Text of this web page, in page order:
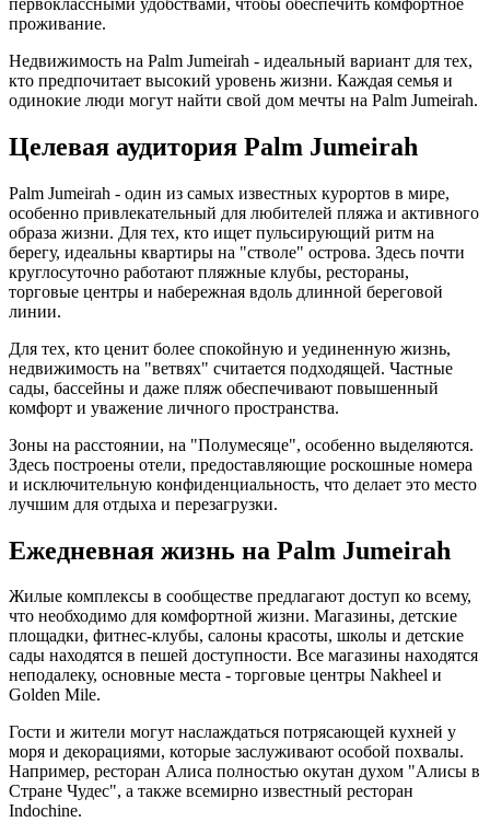
проживание.
Недвижимость на Palm Jumeirah - идеальный вариант для тех,
кто предпочитает высокий уровень жизни. Каждая семья и
одинокие люди могут найти свой дом мечты на Palm Jumeirah.
Целевая аудитория Palm Jumeirah
Palm Jumeirah - один из самых известных курортов в мире,
особенно привлекательный для любителей пляжа и активного
образа жизни. Для тех, кто ищет пульсирующий ритм на
берегу, идеальны квартиры на "стволе" острова. Здесь почти
круглосуточно работают пляжные клубы, рестораны,
торговые центры и набережная вдоль длинной береговой
линии.
Для тех, кто ценит более спокойную и уединенную жизнь,
недвижимость на "ветвях" считается подходящей. Частные
сады, бассейны и даже пляж обеспечивают повышенный
комфорт и уважение личного пространства.
Зоны на расстоянии, на "Полумесяце", особенно выделяются.
Здесь построены отели, предоставляющие роскошные номера
и исключительную конфиденциальность, что делает это место
лучшим для отдыха и перезагрузки.
Ежедневная жизнь на Palm Jumeirah
Жилые комплексы в сообществе предлагают доступ ко всему,
что необходимо для комфортной жизни. Магазины, детские
площадки, фитнес-клубы, салоны красоты, школы и детские
сады находятся в пешей доступности. Все магазины находятся
неподалеку, основные места - торговые центры Nakheel и
Golden Mile.
Гости и жители могут наслаждаться потрясающей кухней у
моря и декорациями, которые заслуживают особой похвалы.
Например, ресторан Алиса полностью окутан духом "Алисы в
Стране Чудес", а также всемирно известный ресторан
Indochine.